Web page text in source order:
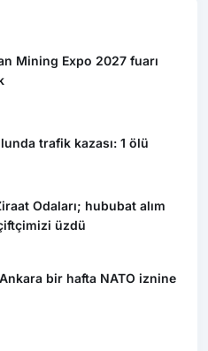
Mining Expo 2027 fuarı
trafik kazası: 1 ölü
Odaları; hububat alım
üzdü
bir hafta NATO iznine